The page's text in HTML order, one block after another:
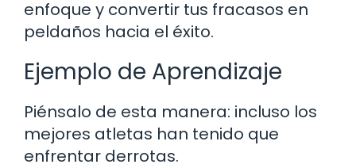
enfoque y convertir tus fracasos en
peldaños hacia el éxito.
Ejemplo de Aprendizaje
Piénsalo de esta manera: incluso los
mejores atletas han tenido que
enfrentar derrotas.